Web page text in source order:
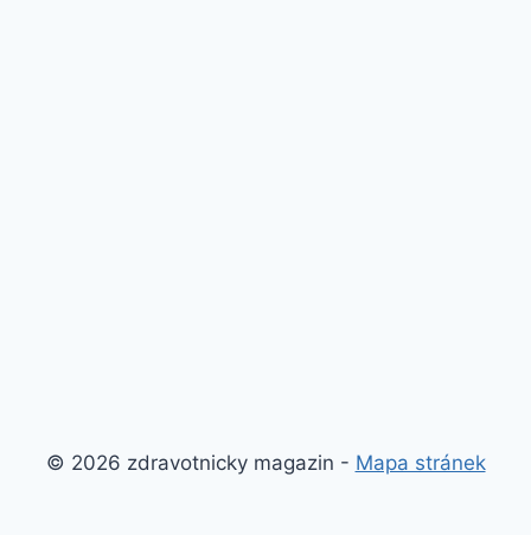
© 2026 zdravotnicky magazin - Mapa stránek